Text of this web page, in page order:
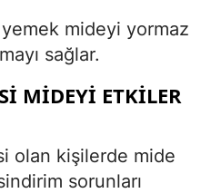
mideyi yormaz
sağlar.
MIDEYI ETKILER
olan kişilerde mide
sorunları